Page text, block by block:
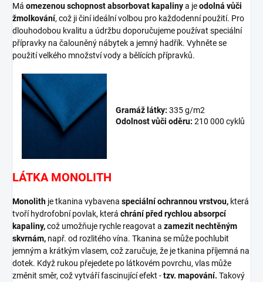
Má omezenou schopnost absorbovat kapalinya jeodolná vůči
žmolkování, což ji činí ideální volbou pro každodenní použití. Pro
dlouhodobou kvalitu a údržbu doporučujeme používat speciální
přípravky na čalouněný nábytek a jemný hadřík. Vyhněte se
použití velkého množství vody a bělících přípravků.
Gramáž látky: 335 g/m2
Odolnost vůči oděru: 210 000 cyklů
LÁTKA MONOLITH
Monolith je tkanina vybavena speciální ochrannou vrstvou, která
tvoří hydrofobní povlak, která chrání před rychlou absorpcí
kapaliny,což umožňuje rychle reagovat a zamezit nechtěným
skvrnám, např. od rozlitého vína. Tkanina se může pochlubit
jemným a krátkým vlasem, což zaručuje, že je tkanina příjemná na
dotek. Když rukou přejedete po látkovém povrchu, vlas může
změnit směr, což vytváří fascinující efekt -tzv. mapování. Takový